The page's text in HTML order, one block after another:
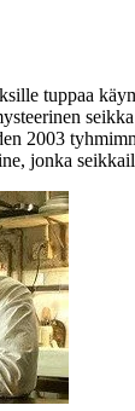
tuppaa
2003
jonka